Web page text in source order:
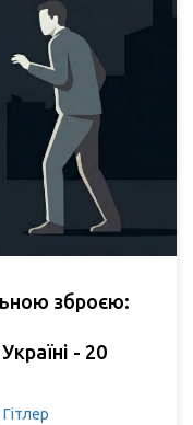
зброєю:
- 20